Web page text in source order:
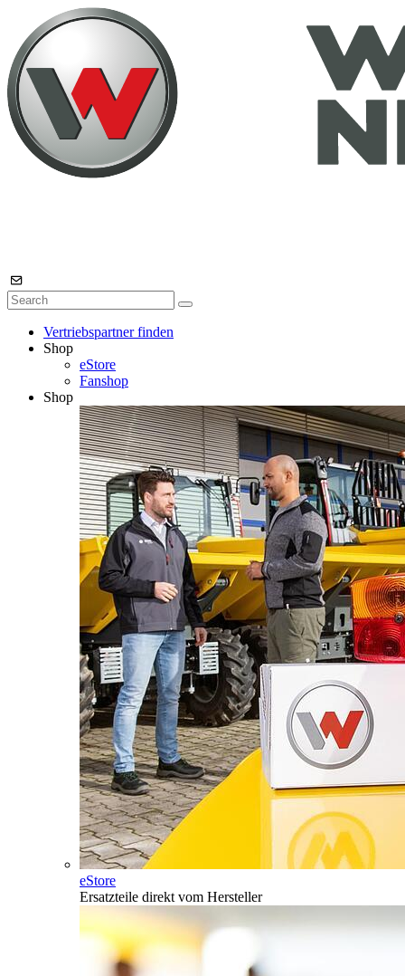
Vertriebspartner finden
Shop
eStore
Fanshop
Shop
eStore
Ersatzteile direkt vom Hersteller